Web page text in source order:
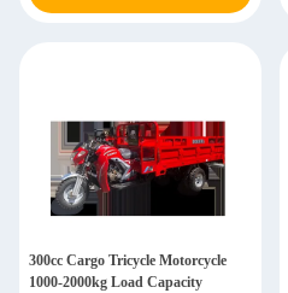
300cc Cargo Tricycle Motorcycle
1000-2000kg Load Capacity